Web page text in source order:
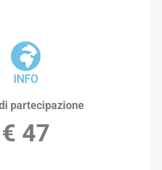
INFO
partecipazione
€ 47